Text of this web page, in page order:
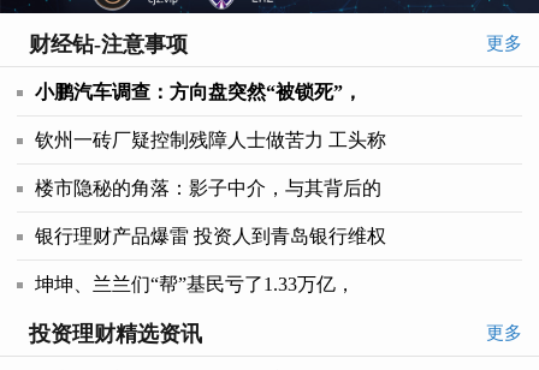
财经钻-注意事项 更多
小鹏汽车调查：方向盘突然“被锁死”，
钦州一砖厂疑控制残障人士做苦力 工头称
楼市隐秘的角落：影子中介，与其背后的
银行理财产品爆雷 投资人到青岛银行维权
坤坤、兰兰们“帮”基民亏了1.33万亿，
投资理财精选资讯 更多